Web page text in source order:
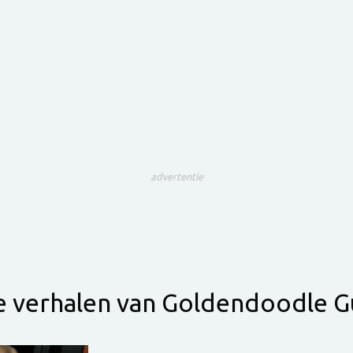
advertentie
verhalen van Goldendoodle